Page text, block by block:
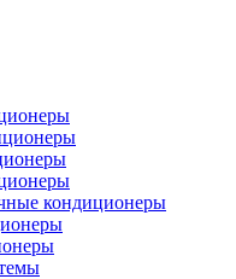
кондиционеры